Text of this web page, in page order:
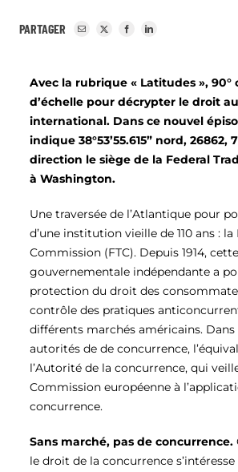
PARTAGER
Avec la rubrique « Latitudes », 90°
d’échelle pour décrypter le droit
international. Dans ce nouvel
indique 38°53’55.615” nord, 26862,
direction le siège de la Federal
à Washington.
Une traversée de l’Atlantique pour
d’une institution vieille de 110 ans : la
Commission (FTC). Depuis 1914,
gouvernementale indépendante a
protection du droit des
contrôle des pratiques
différents marchés américains. Dans
autorités de de concurrence,
l’Autorité de la concurrence, qui
Commission européenne à
concurrence.
Sans marché, pas de concurrence.
le droit de la concurrence